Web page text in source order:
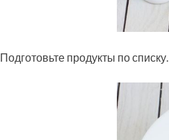
Подготовьте продукты по списку.